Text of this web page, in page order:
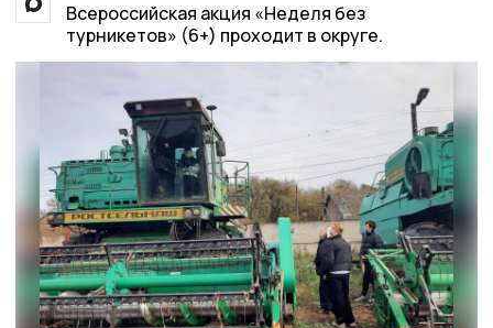
Всероссийская акция «Неделя без
турникетов» (6+) проходит в округе.